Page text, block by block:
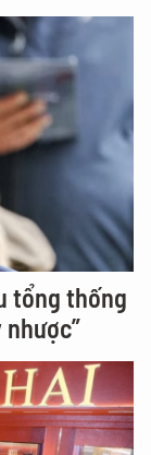
tổng thống